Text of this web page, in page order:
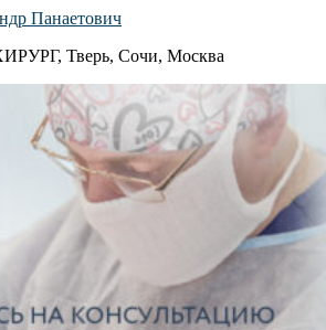
Панаетович
Тверь, Сочи, Москва